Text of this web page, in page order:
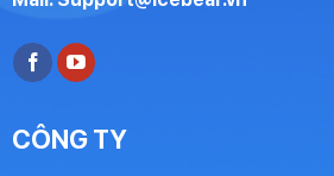
CÔNG TY